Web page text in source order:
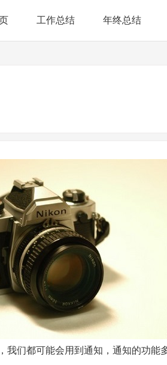
工作总结 年终总结
我们都可能会用到通知，通知的功能